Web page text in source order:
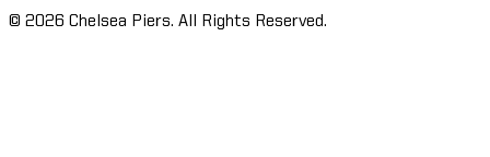
© 2026 Chelsea Piers. All Rights Reserved.​​​​‌ ‍ ​‍​‍‌‍ ‌ ​‍‌‍‍‌‌‍‌ ‌‍‍‌‌‍ ‍​‍​‍​ ‍‍​‍​‍‌ ​ ‌‍​‌‌‍ ‍‌‍‍‌‌ ‌​‌ ‍‌​‍ ‍‌‍‍‌‌‍ ​‍​‍​‍ ​​‍​‍‌‍‍​‌ ​‍‌‍‌‌‌‍‌‍​‍​‍​ ‍‍​‍​‍‌‍‍​‌ ‌​‌ ‌​‌ ​​‌ ​ ​ ‍‍​‍ ​‍ ‌‍​ ‌‍‍​‌‍‌‌‌‍ ​‌ ​ ‌‍‌‌‌‍​‌‌ ​​‌‍‍‌‌‍‌‌‌ ​‍‌ ​ ​‍ ‍‌ ​ ‌‍​‌‌‍ ‍‌‍‍‌‌ ‌​‌ ‍‌​‍ ‍‌ ​ ‌ ‌​‌ ‌‌‌‍‌​‌‍‍‌‌‍ ​‍ ‌‍‍‌‌‍ ‍‌ ‌​‌‍‌‌‌‍ ‍‌ ‌​​‍ ‌‍‌‌‌‍‌​‌‍‍‌‌ ‌​​‍ ‌‍ ‌‌‍ ‌‍‌​‌‍‌‌​ ‌‌ ​​‌ ​‍‌‍‌‌‌ ​ ‌‍‌‌‌‍ ‍‌ ‌​‌‍​‌‌ ‌​‌‍‍‌‌‍ ‌‍ ‍​ ‍ ‌‍‍‌‌‍‌​​ ‌‌‍‌‍‌‍ ‌‍ ‌ ‌​‌‍‌‌‌ ​‍​ ‍ ‌ ‌​‌ ‍‌‌ ​​‌‍‌‌​ ‌‌‍‌‍‌‍ ‌‍ ‌ ‌​‌‍‌‌‌ ​‍​ ‍ ‌ ​​‌‍​‌‌ ‌​‌‍‍​​ ‌‌ ​ ‌ ‌‌‌‍​‍‌ ‌​‌‍‍‌‌ ‌​‌‍ ​‌‍‌‌​ ‌‍​‍‌‍​‌‌ ​ ‌‍‌‌‌‌‌‌‌ ​‍‌‍ ​​ ‌‌‍‍​‌ ‌​‌ ‌​‌ ​​‌ ​ ​‍‌‌​ ​ ‌​​‌​‍‌‌​ ​‍‌​‌‍​‍‌‌​ ​‍‌​‌‍‌‍​ ‌‍‍​‌‍‌‌‌‍ ​‌ ​ ‌‍‌‌‌‍​‌‌ ​​‌‍‍‌‌‍‌‌‌ ​‍‌ ​ ​‍ ‍‌ ​ ‌‍​‌‌‍ ‍‌‍‍‌‌ ‌​‌ ‍‌​‍ ‍‌ ​ ‌ ‌​‌ ‌‌‌‍‌​‌‍‍‌‌‍ ​‍‌‍‌‍‍‌‌‍‌​​ ‌‌‍‌‍‌‍ ‌‍ ‌ ‌​‌‍‌‌‌ ​‍​‍‌‍‌ ‌​‌ ‍‌‌ ​​‌‍‌‌​ ‌‌‍‌‍‌‍ ‌‍ ‌ ‌​‌‍‌‌‌ ​‍​‍‌‍‌ ​​‌‍​‌‌ ‌​‌‍‍​​ ‌‌ ​ ‌ ‌‌‌‍​‍‌ ‌​‌‍‍‌‌ ‌​‌‍ ​‌‍‌‌​‍‌‍‌ ​​‌‍‌‌‌ ​‍‌ ​ ‌ ​​‌‍‌‌‌‍​ ‌ ‌​‌‍‍‌‌ ‌‍‌‍‌‌​ ‌‌ ​​‌ ‌‌‌‍​‍‌‍ ​‌‍‍‌‌ ​ ‌‍‍​‌‍‌‌‌‍‌​​‍​‍‌ ‌